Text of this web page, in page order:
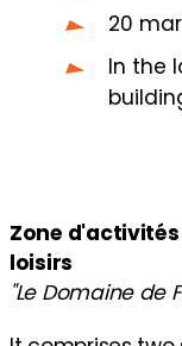
20
In the
Zone
loisirs
"Le Domaine de